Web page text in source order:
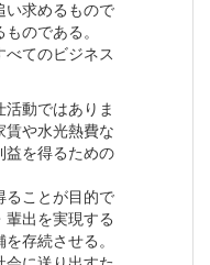
い求めるもので
のである。
べてのビジネス
活動ではありま
賃や水光熱費な
益を得るための
ることが目的で
輩出を実現する
存続させる。